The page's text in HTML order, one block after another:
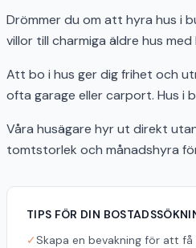
Drömmer du om att hyra hus i
villor till charmiga äldre hus med
Att bo i hus ger dig frihet och
ofta garage eller carport. Hus i
Våra husägare hyr ut direkt
tomtstorlek och månadshyra
TIPS FÖR DIN
✓Skapa en bevakning för att